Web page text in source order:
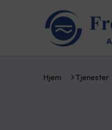
Hjem Tjenester